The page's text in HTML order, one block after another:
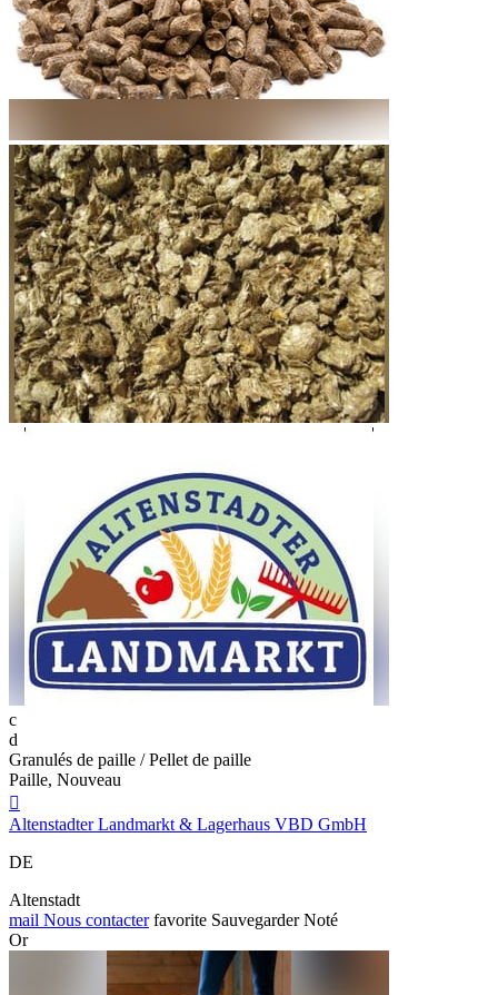
c
d
Granulés de paille / Pellet de paille
Paille, Nouveau

Altenstadter Landmarkt & Lagerhaus VBD GmbH
DE
Altenstadt
mail Nous contacter favorite Sauvegarder Noté
Or